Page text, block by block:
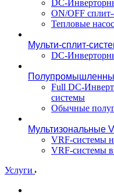
DC-
ON/OFF
Тепловые
Мульти-сплит-
DC-
Full DC-
системы
Обычные
Мультизональные
VRF-системы
VRF-системы
Услуги